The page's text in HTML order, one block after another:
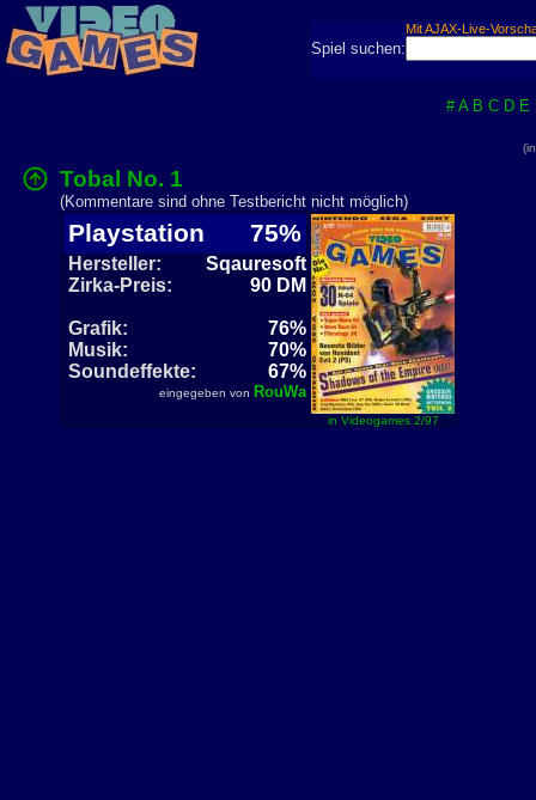
Mit AJAX-Live-
Spiel suchen:
# A B C D E
Tobal No. 1
(Kommentare sind ohne Testbericht nicht möglich)
Playstation 75%
Hersteller:
Sqauresoft
Zirka-Preis:
90 DM
Grafik:
76%
Musik:
70%
Soundeffekte:
67%
eingegeben von RouWa
in Videogames 2/97